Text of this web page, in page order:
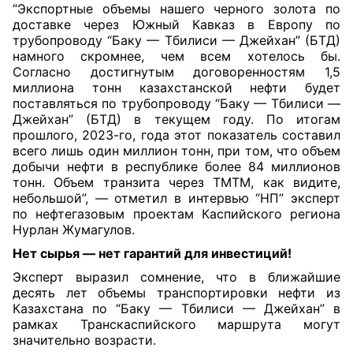
“Экспортные объемы нашего черного золота по
доставке через Южный Кавказ в Европу по
трубопроводу “Баку — Тбилиси — Джейхан” (БТД)
намного скромнее, чем всем хотелось бы.
Согласно достигнутым договоренностям 1,5
миллиона тонн казахстанской нефти будет
поставляться по трубопроводу “Баку — Тбилиси —
Джейхан” (БТД) в текущем году. По итогам
прошлого, 2023-го, года этот показатель составил
всего лишь один миллион тонн, при том, что объем
добычи нефти в республике более 84 миллионов
тонн. Объем транзита через ТМТМ, как видите,
небольшой”, — отметил в интервью “НП” эксперт
по нефтегазовым проектам Каспийского региона
Нурлан Жумагулов.
Нет сырья — нет гарантий для инвестиций!
Эксперт выразил сомнение, что в ближайшие
десять лет объемы транспортировки нефти из
Казахстана по “Баку — Тбилиси — Джейхан” в
рамках Транскаспийского маршрута могут
значительно возрасти.